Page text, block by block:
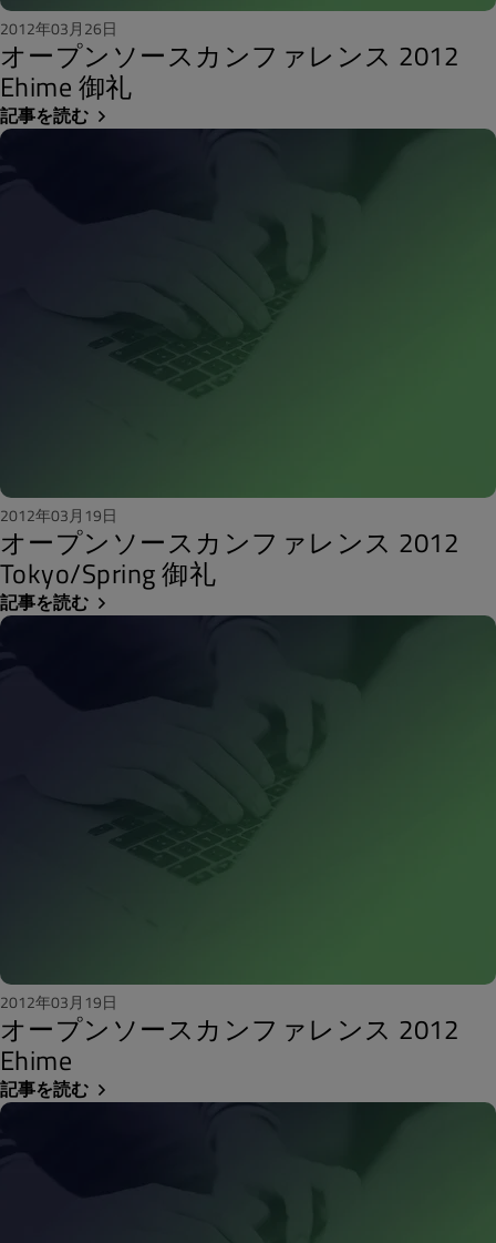
2012年03月26日
オープンソースカンファレンス 2012
Ehime 御礼
記事を読む
2012年03月19日
オープンソースカンファレンス 2012
Tokyo/Spring 御礼
記事を読む
2012年03月19日
オープンソースカンファレンス 2012
Ehime
記事を読む